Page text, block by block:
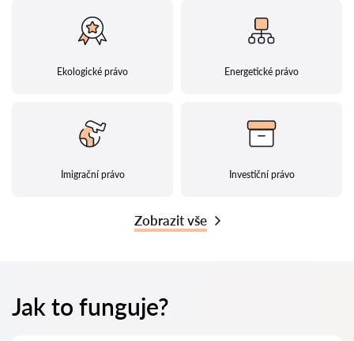
Ekologické právo Energetické právo
Imigrační právo Investiční právo
Zobrazit vše
Jak to funguje?